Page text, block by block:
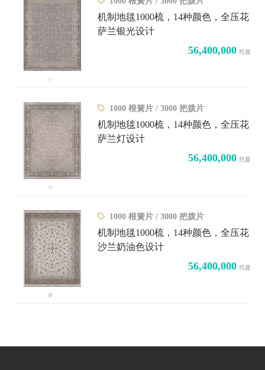
机制地毯1000梳，14种颜色，全压花
萨兰银光设计
56,400,000 托曼
1000 根簧片 / 3000 把拨片
机制地毯1000梳，14种颜色，全压花
萨兰灯设计
56,400,000 托曼
1000 根簧片 / 3000 把拨片
机制地毯1000梳，14种颜色，全压花
沙兰奶油色设计
56,400,000 托曼